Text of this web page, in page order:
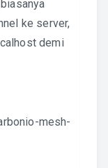
ke server,
demi
mesh-